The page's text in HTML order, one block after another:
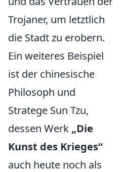
Trojaner, um letztlich
die Stadt zu erobern.
Ein weiteres Beispiel
ist der chinesische
Philosoph und
Stratege Sun Tzu,
dessen Werk „Die
Kunst des Krieges“
auch heute noch als